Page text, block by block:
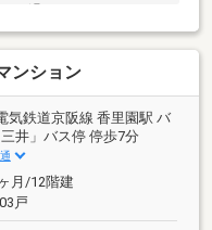
ムーズです！
ンション
気鉄道京阪線 香里園駅 バ
井」バス停 停歩7分
月/12階建
戸